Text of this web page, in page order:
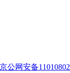
公网安备